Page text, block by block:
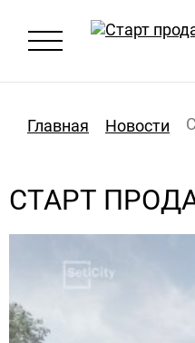
Главная Новости
СТАРТ